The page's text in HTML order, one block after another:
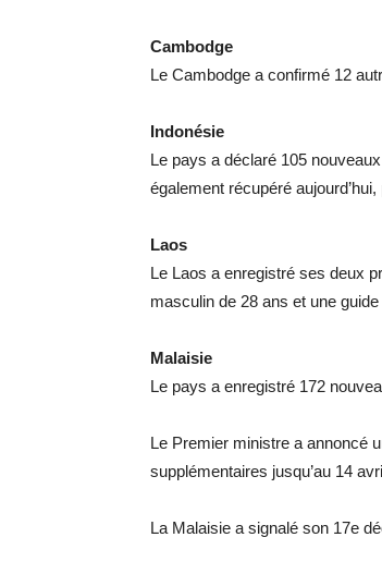
Cambodge
Le Cambodge a confirmé 12
Indonésie
Le pays a déclaré 105
également récupéré
Laos
Le Laos a enregistré ses deux
masculin de 28 ans et une
Malaisie
Le pays a enregistré 172
Le Premier ministre a annoncé
supplémentaires jusqu’au 14
La Malaisie a signalé son 17e